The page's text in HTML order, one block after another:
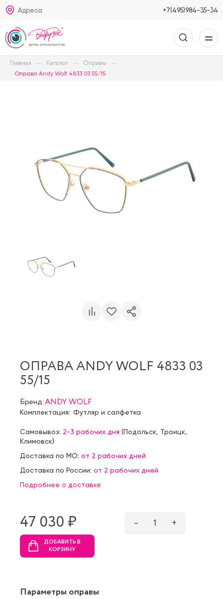
Адреса +7(495)984-35-34
Главная Каталог Оправы
Оправа Andy Wolf 4833 03 55/15
ОПРАВА ANDY WOLF 4833 03
55/15
Бренд:ANDY WOLF
Комплектация: Футляр и салфетка
Самовывоз: 2-3 рабочих дня (Подольск Троицк
Климовск)
Доставка по МО: от 2 рабочих дней
Доставка по России: от 2 рабочих дней
Подробнее о доставке
47 030 ₷ – 1 +
ДОБАВИТЬ В
КОРЗИНУ
Параметры оправы